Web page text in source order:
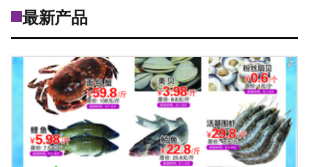
最新产品